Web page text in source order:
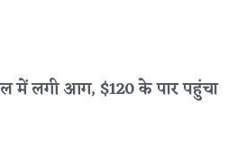
में लगी आग, $120 के पार पहुंचा